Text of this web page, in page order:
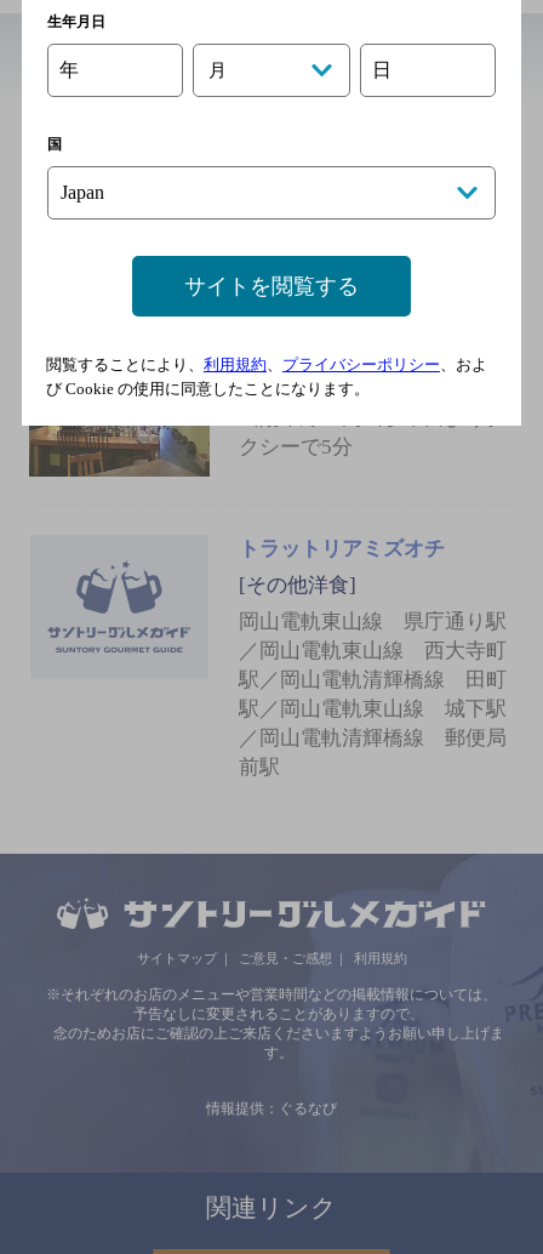
近辺の洋食
[洋風おばんざい屋]
クシーで5分
トラットリアミズオチ
[その他洋食]
岡山電軌東山線 県庁通り駅
／岡山電軌東山線 西大寺町
駅／岡山電軌清輝橋線 田町
駅／岡山電軌東山線 城下駅
／岡山電軌清輝橋線 郵便局
前駅
サイトマップ ご意見・ご感想 利用規約
※それぞれのお店のメニューや営業時間などの掲載情報については、
予告なしに変更されることがありますので、
念のためお店にご確認の上ご来店くださいますようお願い申し上げま
す。
情報提供：ぐるなび
関連リンク
生年月日
年 月 日
国
サイトを閲覧する
閲覧することにより、 利用規約 プライバシーポリシー 、およ
び Cookie の使用に同意したことになります。